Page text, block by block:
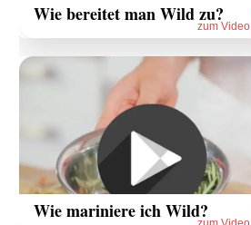
Wie bereitet man Wild zu?
zum Video
Wie mariniere ich Wild?